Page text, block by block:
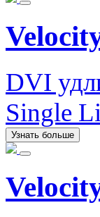
DVI
Single
Узнать больше